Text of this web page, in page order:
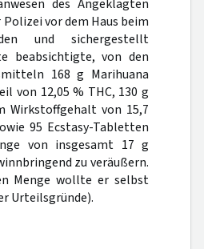
des Angeklagten
vor dem Haus beim
und sichergestellt
beabsichtigte, von den
168 g Marihuana
von 12,05 % THC, 130 g
Wirkstoffgehalt von 15,7
95 Ecstasy-Tabletten
von insgesamt 17 g
zu veräußern.
Menge wollte er selbst
Urteilsgründe).